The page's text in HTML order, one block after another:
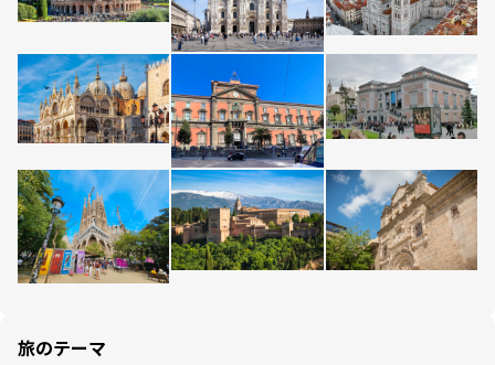
旅のテーマ